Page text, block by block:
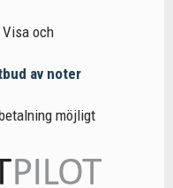
Visa och
av noter
möjligt